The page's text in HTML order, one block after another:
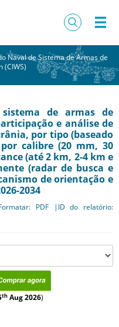
Naval de Sistema de Armas de
(CIWS)
de armas de
e análise de
por tipo (baseado
calibre (20 mm, 30
(até 2 km, 2-4 km e
(radar de busca e
de orientação e
2034
PDF |ID do relatório:
th Aug 2026)